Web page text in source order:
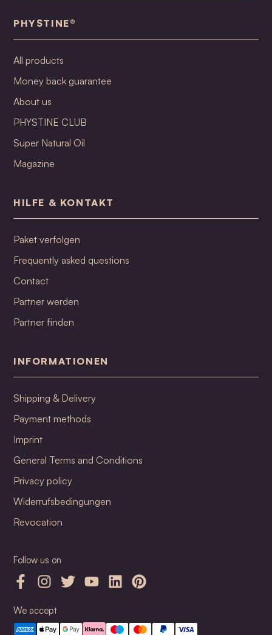
PHYSTINE®
All products
Money back guarantee
About us
PHYSTINE CLUB
Super Natural Oil
Magazine
HILFE & KONTAKT
Paket verfolgen
Frequently asked questions
Contact
Partner werden
Partner finden
INFORMATIONEN
Shipping & Delivery
Payment methods
Imprint
General Terms and Conditions
Privacy policy
Widerrufsbedingungen
Revocation
Follow us on
We accept